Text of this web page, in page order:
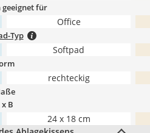
geeignet für
Office
Typ
Softpad
rechteckig
x B
24 x 18 cm